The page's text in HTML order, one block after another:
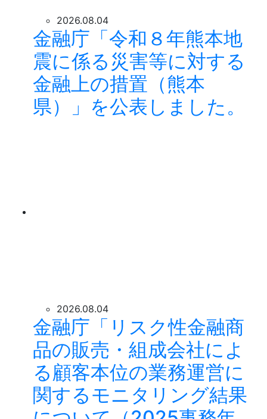
2026.08.04
金融庁「令和８年熊本地
震に係る災害等に対する
金融上の措置（熊本
県）」を公表しました。
2026.08.04
金融庁「リスク性金融商
品の販売・組成会社によ
る顧客本位の業務運営に
関するモニタリング結果